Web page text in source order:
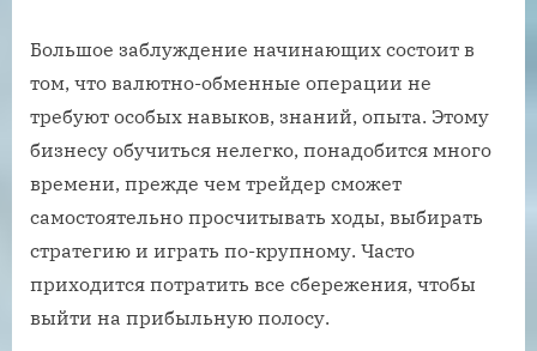
Большое заблуждение начинающих состоит в
том, что валютно-обменные операции не
требуют особых навыков, знаний, опыта. Этому
бизнесу обучиться нелегко, понадобится много
времени, прежде чем трейдер сможет
самостоятельно просчитывать ходы, выбирать
стратегию и играть по-крупному. Часто
приходится потратить все сбережения, чтобы
выйти на прибыльную полосу.